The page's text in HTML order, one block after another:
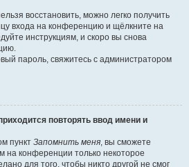
восстановить, можно легко получить
входа на конференцию и щёлкните на
инструкциям, и скоро вы снова
пароль, свяжитесь с администратором
повторять ввод имени и
пункт Запомнить меня, вы сможете
на конференции только некоторое
для того, чтобы никто другой не смог